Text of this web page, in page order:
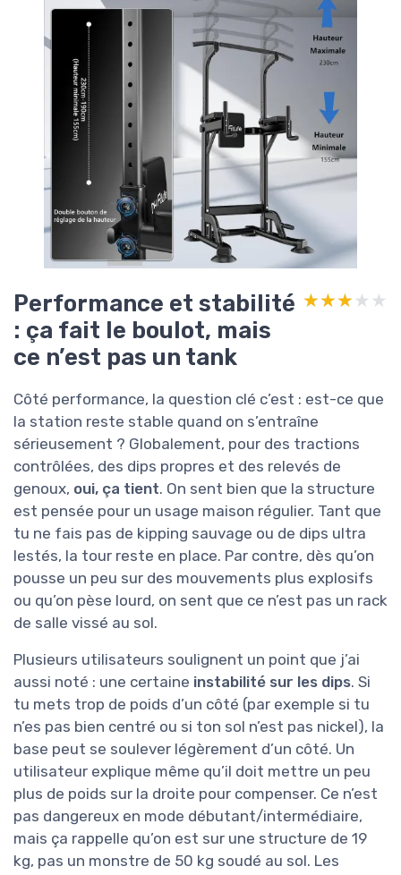
Performance et stabilité
: ça fait le boulot, mais
ce n’est pas un tank
★★★★★
★★★★★
Côté performance, la question clé c’est : est-ce que
la station reste stable quand on s’entraîne
sérieusement ? Globalement, pour des tractions
contrôlées, des dips propres et des relevés de
genoux, oui, ça tient. On sent bien que la structure
est pensée pour un usage maison régulier. Tant que
tu ne fais pas de kipping sauvage ou de dips ultra
lestés, la tour reste en place. Par contre, dès qu’on
pousse un peu sur des mouvements plus explosifs
ou qu’on pèse lourd, on sent que ce n’est pas un rack
de salle vissé au sol.
Plusieurs utilisateurs soulignent un point que j’ai
aussi noté : une certaine instabilité sur les dips. Si
tu mets trop de poids d’un côté (par exemple si tu
n’es pas bien centré ou si ton sol n’est pas nickel), la
base peut se soulever légèrement d’un côté. Un
utilisateur explique même qu’il doit mettre un peu
plus de poids sur la droite pour compenser. Ce n’est
pas dangereux en mode débutant/intermédiaire,
mais ça rappelle qu’on est sur une structure de 19
kg, pas un monstre de 50 kg soudé au sol. Les